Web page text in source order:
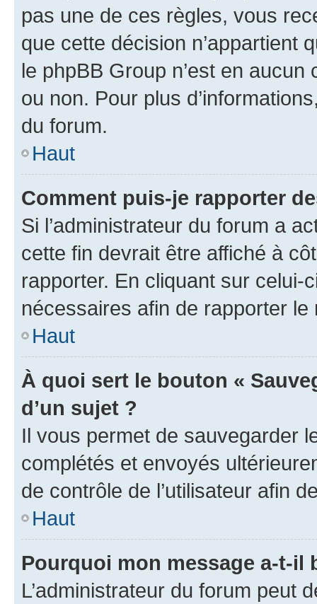
pas une de ces règles, vous
que cette décision n’appartient
le phpBB Group n’est en
ou non. Pour plus
du forum.
Haut
Comment puis-je rapporter
Si l’administrateur du forum a
cette fin devrait être affiché à
rapporter. En cliquant sur
nécessaires afin de rapporter le
Haut
À quoi sert le bouton «
d’un sujet ?
Il vous permet de sauvegarder
complétés et envoyés
de contrôle de l’utilisateur afin
Haut
Pourquoi mon message a-t-il
L’administrateur du forum peut